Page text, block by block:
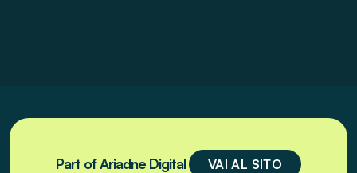
Part ofAriadne Digital VAI AL SITO